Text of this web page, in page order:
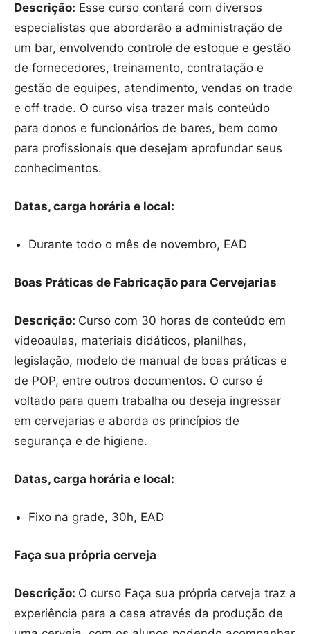
Descrição: Esse curso contará com diversos
especialistas que abordarão a administração de
um bar, envolvendo controle de estoque e gestão
de fornecedores, treinamento, contratação e
gestão de equipes, atendimento, vendas on trade
e off trade. O curso visa trazer mais conteúdo
para donos e funcionários de bares, bem como
para profissionais que desejam aprofundar seus
conhecimentos.
Datas, carga horária e local:
Durante todo o mês de novembro, EAD
Boas Práticas de Fabricação para Cervejarias
Descrição: Curso com 30 horas de conteúdo em
videoaulas, materiais didáticos, planilhas,
legislação, modelo de manual de boas práticas e
de POP, entre outros documentos. O curso é
voltado para quem trabalha ou deseja ingressar
em cervejarias e aborda os princípios de
segurança e de higiene.
Datas, carga horária e local:
Fixo na grade, 30h, EAD
Faça sua própria cerveja
Descrição: O curso Faça sua própria cerveja traz a
experiência para a casa através da produção de